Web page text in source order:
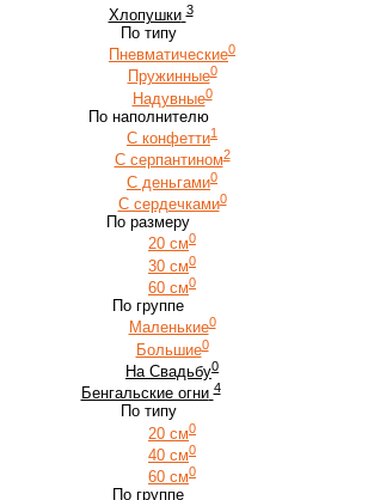
Хлопушки 3
По типу
Пневматические0
Пружинные0
Надувные0
По наполнителю
С конфетти1
С серпантином2
С деньгами0
С сердечками0
По размеру
20 см0
30 см0
60 см0
По группе
Маленькие0
Большие0
На Свадьбу0
Бенгальские огни 4
По типу
20 см0
40 см0
60 см0
По группе